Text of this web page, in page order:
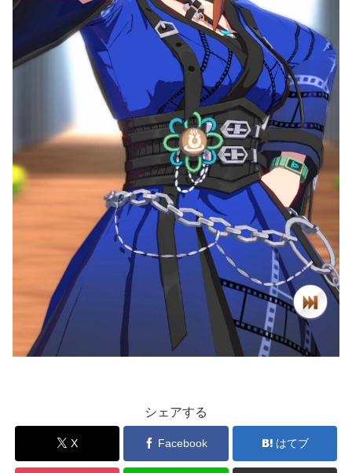
シェアする
X Facebook はてブ